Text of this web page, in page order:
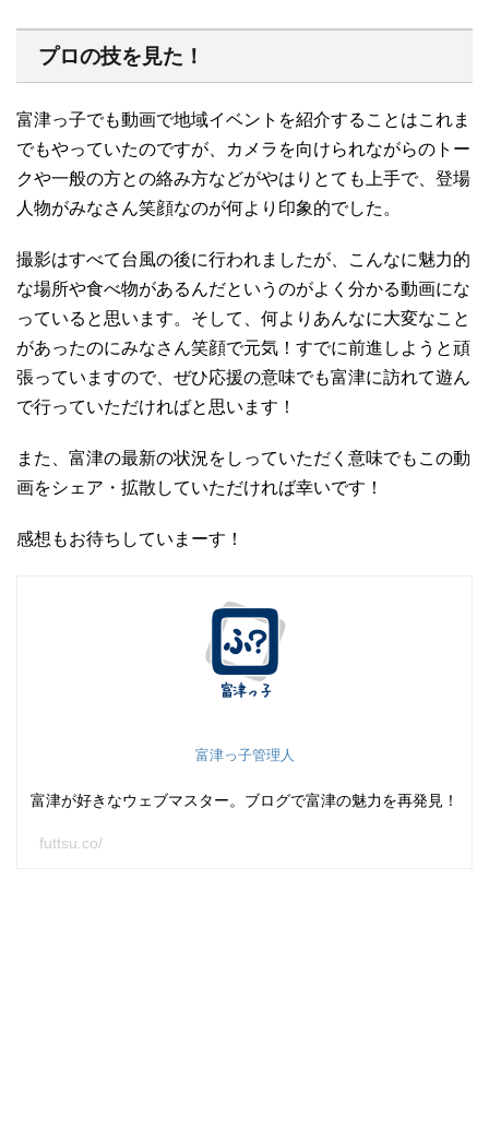
プロの技を見た！
富津っ子でも動画で地域イベントを紹介することはこれま
でもやっていたのですが、カメラを向けられながらのトー
クや一般の方との絡み方などがやはりとても上手で、登場
人物がみなさん笑顔なのが何より印象的でした。
撮影はすべて台風の後に行われましたが、こんなに魅力的
な場所や食べ物があるんだというのがよく分かる動画にな
っていると思います。そして、何よりあんなに大変なこと
があったのにみなさん笑顔で元気！すでに前進しようと頑
張っていますので、ぜひ応援の意味でも富津に訪れて遊ん
で行っていただければと思います！
また、富津の最新の状況をしっていただく意味でもこの動
画をシェア・拡散していただければ幸いです！
感想もお待ちしていまーす！
富津っ子管理人
富津が好きなウェブマスター。ブログで富津の魅力を再発見！
futtsu.co/